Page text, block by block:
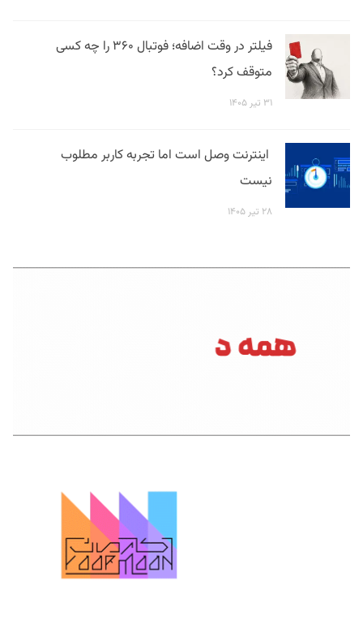
فیلتر در وقت اضافه؛ فوتبال ۳۶۰ را چه کسی
متوقف کرد؟
۳۱ تیر ۱۴۰۵
اینترنت وصل است اما تجربه کاربر مطلوب
نیست
۲۸ تیر ۱۴۰۵